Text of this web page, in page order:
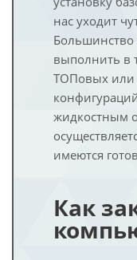
нас уходит
Большинство
выполнить в
ТОПовых или
жидкостным
имеются
Как